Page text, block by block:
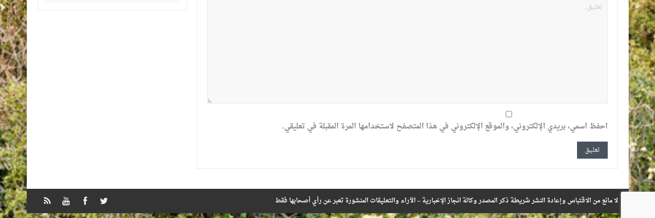
احفظ اسمي، بريدي الإلكتروني، والموقع الإلكتروني في هذا المتصفح لاستخدامها المرة المقبلة في تعليقي.
لا مانع من الاقتباس وإعادة النشر شريطة ذكر المصدر وكالة انجاز الإخبارية – الآراء والتعليقات المنشورة تعبر عن رأي أصحابها فقط